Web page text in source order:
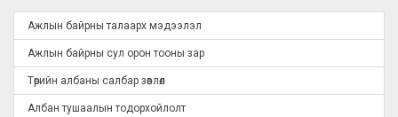
Ажлын байрны талаарх мэдээлэл
Ажлын байрны сул орон тооны зар
Төрийн албаны салбар зөвлөл
Албан тушаалын тодорхойлолт